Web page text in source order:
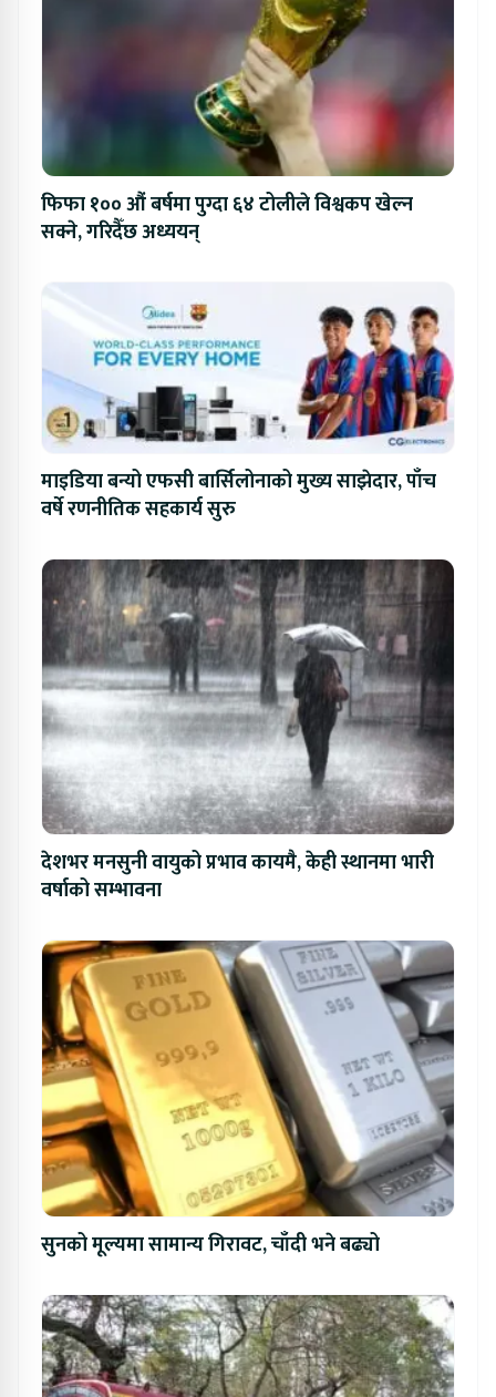
फिफा १०० औं बर्षमा पुग्दा ६४ टोलीले विश्वकप खेल्न
सक्ने, गरिदैँछ अध्ययन्
माइडिया बन्यो एफसी बार्सिलोनाको मुख्य साझेदार, पाँच
वर्षे रणनीतिक सहकार्य सुरु
देशभर मनसुनी वायुको प्रभाव कायमै, केही स्थानमा भारी
वर्षाको सम्भावना
सुनको मूल्यमा सामान्य गिरावट, चाँदी भने बढ्यो